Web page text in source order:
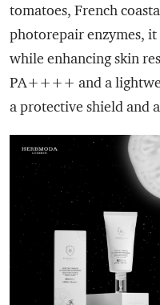
tomatoes, French
photorepair enzymes,
while enhancing skin
PA++++ and a
a protective shield and